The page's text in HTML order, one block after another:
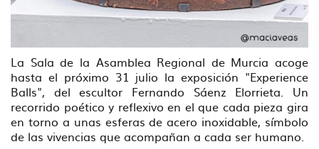
La Sala de la Asamblea Regional de Murcia acoge
hasta el próximo 31 julio la exposición "Experience
Balls", del escultor Fernando Sáenz Elorrieta. Un
recorrido poético y reflexivo en el que cada pieza gira
en torno a unas esferas de acero inoxidable, símbolo
de las vivencias que acompañan a cada ser humano.